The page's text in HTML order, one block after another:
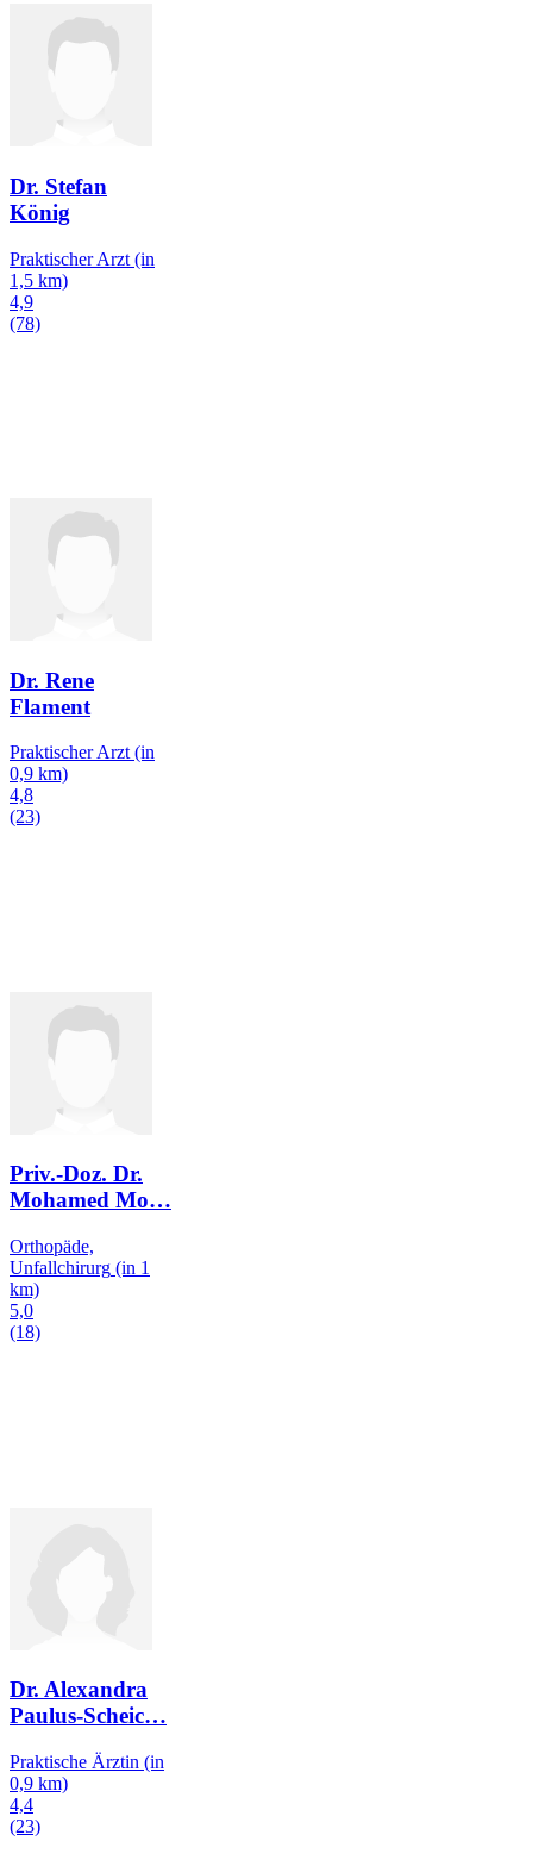
Dr. Stefan
König
Praktischer Arzt (in
1,5 km)
4,9
(78)
Dr. Rene
Flament
Praktischer Arzt (in
0,9 km)
4,8
(23)
Priv.-Doz. Dr.
Mohamed Mo…
Orthopäde,
Unfallchirurg (in 1
km)
5,0
(18)
Dr. Alexandra
Paulus-Scheic…
Praktische Ärztin (in
0,9 km)
4,4
(23)